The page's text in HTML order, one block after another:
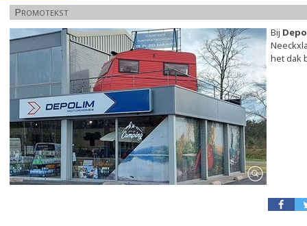
Promotekst
Bij
het dak